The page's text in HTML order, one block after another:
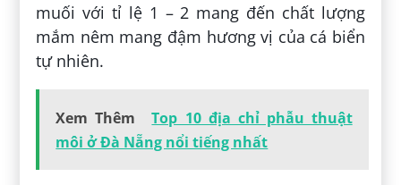
muối với tỉ lệ 1 – 2 mang đến chất lượng
mắm nêm mang đậm hương vị của cá biển
tự nhiên.
Xem Thêm
Top 10 địa chỉ phẫu thuật
môi ở Đà Nẵng nổi tiếng nhất